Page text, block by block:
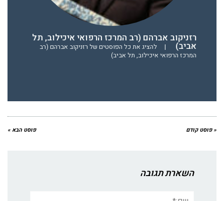
רזניקוב אברהם (רב המרכז הרפואי איכילוב, תל
אביב) |
להציג את כל הפוסטים של רזניקוב אברהם (רב
המרכז הרפואי איכילוב, תל אביב)
« פוסט קודם פוסט הבא »
השארת תגובה